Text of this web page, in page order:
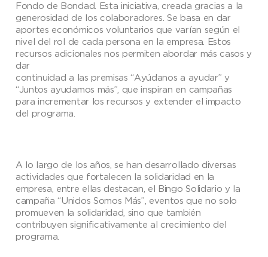
Fondo de Bondad. Esta iniciativa, creada gracias a la
generosidad de los colaboradores. Se basa en dar
aportes económicos voluntarios que varían según el
nivel del rol de cada persona en la empresa. Estos
recursos adicionales nos permiten abordar más casos y
dar
continuidad a las premisas “Ayúdanos a ayudar” y
“Juntos ayudamos más”, que inspiran en campañas
para incrementar los recursos y extender el impacto
del programa.
A lo largo de los años, se han desarrollado diversas
actividades que fortalecen la solidaridad en la
empresa, entre ellas destacan, el Bingo Solidario y la
campaña “Unidos Somos Más”, eventos que no solo
promueven la solidaridad, sino que también
contribuyen significativamente al crecimiento del
programa.